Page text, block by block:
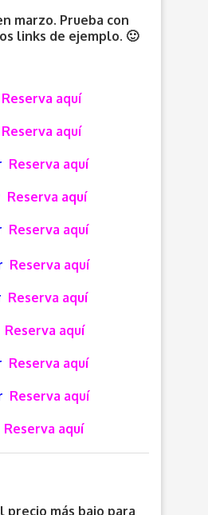
marzo. Prueba con
links de ejemplo. 🙂
Reserva aquí
Reserva aquí
Reserva aquí
Reserva aquí
Reserva aquí
Reserva aquí
Reserva aquí
Reserva aquí
Reserva aquí
Reserva aquí
Reserva aquí
precio más bajo para